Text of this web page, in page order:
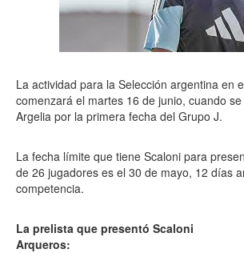
La actividad para la Selección argentina en
comenzará el martes 16 de junio, cuando
Argelia por la primera fecha del Grupo J.
La fecha límite que tiene Scaloni para
de 26 jugadores es el 30 de mayo, 12 días
competencia.
La prelista que presentó Scaloni
Arqueros: